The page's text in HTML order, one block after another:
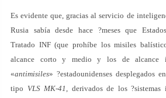
Es evidente que, gracias al servicio de
Rusia sabía desde hace ?meses que
Tratado INF (que prohíbe los misiles
alcance corto y medio y los de alcance
«antimisiles» ?estadounidenses desplegados
tipo VLS MK-41, derivados de los ?sistemas